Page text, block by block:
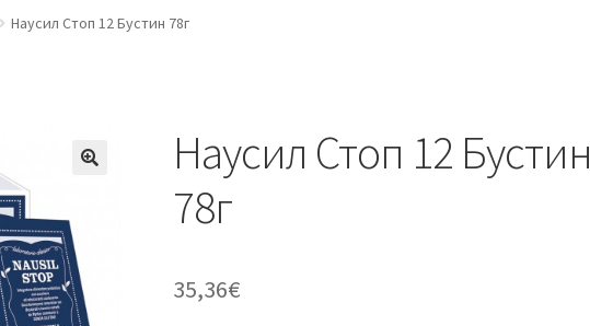
Корзина Мой аккаунт Оформление заказа
Наусил Стоп 12 Бустин 78г
Наусил Стоп 12 Бустин
78г
35,36€